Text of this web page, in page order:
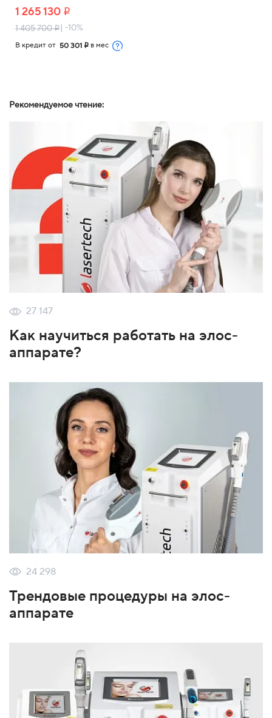
1 265 130 i
1 405 700i | -10%
В кредит от 50 301 i в мес
Рекомендуемое чтение:
27 147
Как научиться работать на элос-
аппарате?
24 298
Трендовые процедуры на элос-
аппарате